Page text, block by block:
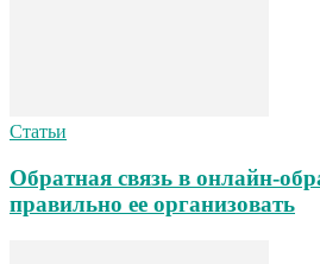
Статьи
Обратная связь в онлайн-
правильно ее организовать